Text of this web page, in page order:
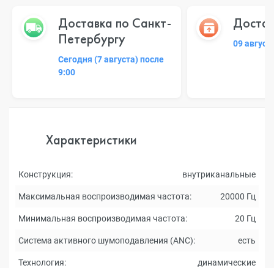
Доставка по Санкт-
Петербургу
Сегодня (7 августа) после
9:00
09
Характеристики
Конструкция: внутриканальные
Максимальная воспроизводимая частота: 20000 Гц
Минимальная воспроизводимая частота: 20 Гц
Система активного шумоподавления (ANC): есть
Технология: динамические